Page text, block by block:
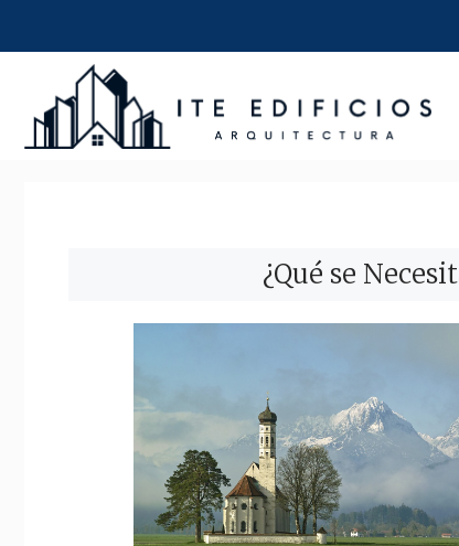
contenido
¿Qué se